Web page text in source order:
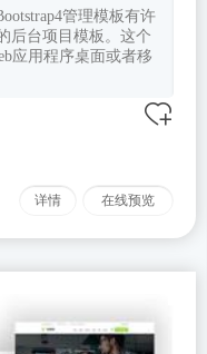
管理模板有许
后台项目模板。这个
应用程序桌面或者移
详情 在线预览